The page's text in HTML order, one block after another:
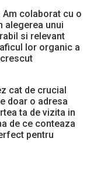
colaborat cu o
alegerea unui
si relevant
lor organic a
cat de crucial
doar o adresa
ta de vizita in
de ce conteaza
pentru